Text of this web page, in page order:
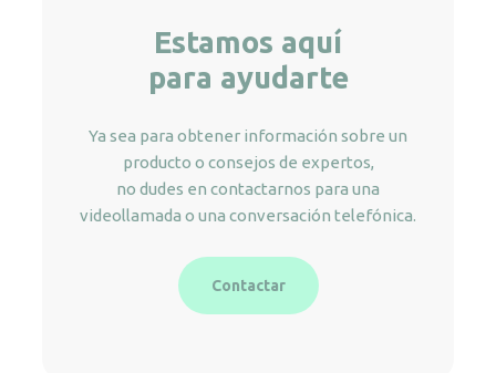
Estamos aquí
para ayudarte
Ya sea para obtener información sobre un
producto o consejos de expertos,
no dudes en contactarnos para una
videollamada o una conversación telefónica.
Contactar